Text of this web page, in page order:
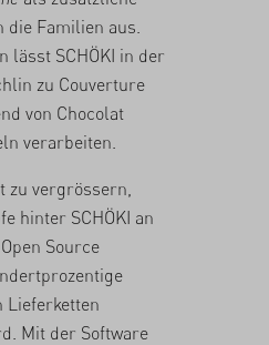
Familien aus.
lässt SCHÖKI in der
zu Couverture
von Chocolat
verarbeiten.
zu vergrössern,
hinter SCHÖKI an
Open Source
Lieferketten
Mit der Software